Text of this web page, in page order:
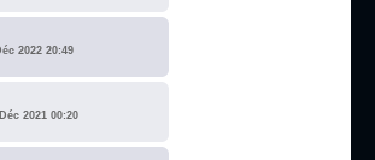
2022 20:49
2021 00:20